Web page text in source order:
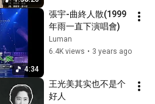
Timeless Music
張宇 Phil Chang - 整個八月
The Whole August (官方完
整版MV)
Timeless Music
張宇 Phil Chang - 不過少個
人來愛 (官方完整版MV)
Timeless Music
的日子》
4:34
張宇-曲終人散(1999
年雨一直下演唱會)
Luman
6.4K views • 3 years ago
王光美其实也不是个
好人